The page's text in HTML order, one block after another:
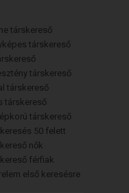
társkereső
társkereső
társkereső
társkereső
társkereső
társkereső
50 felett
nők
férfiak
első keresésre